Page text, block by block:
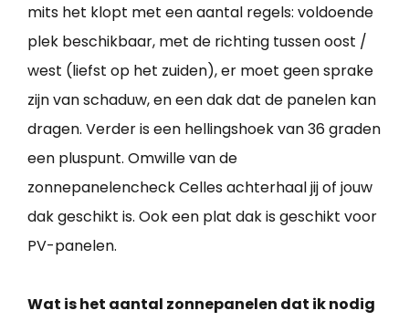
mits het klopt met een aantal regels: voldoende
plek beschikbaar, met de richting tussen oost /
west (liefst op het zuiden), er moet geen sprake
zijn van schaduw, en een dak dat de panelen kan
dragen. Verder is een hellingshoek van 36 graden
een pluspunt. Omwille van de
zonnepanelencheck Celles achterhaal jij of jouw
dak geschikt is. Ook een plat dak is geschikt voor
PV-panelen.
Wat is het aantal zonnepanelen dat ik nodig